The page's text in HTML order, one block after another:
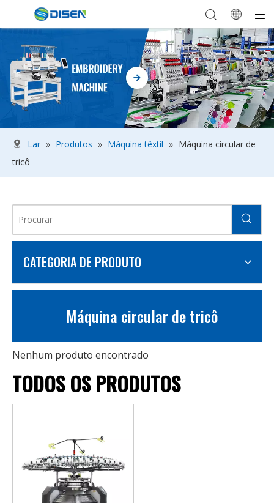
Lar » Produtos » Máquina têxtil » Máquina circular de
tricô
CATEGORIA DE PRODUTO
Máquina circular de tricô
Nenhum produto encontrado
TODOS OS PRODUTOS